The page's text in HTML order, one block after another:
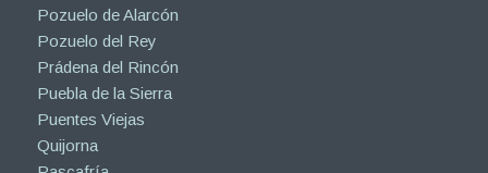
Pozuelo de Alarcón
Pozuelo del Rey
Prádena del Rincón
Puebla de la Sierra
Puentes Viejas
Quijorna